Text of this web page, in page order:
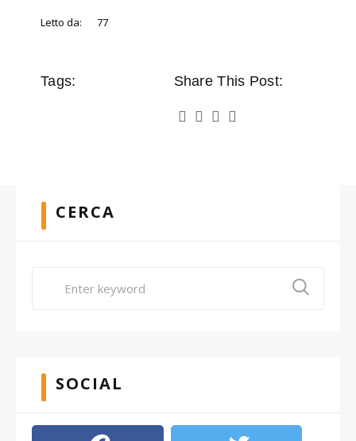
Letto da: 77
Tags: Share This Post:
CERCA
SOCIAL